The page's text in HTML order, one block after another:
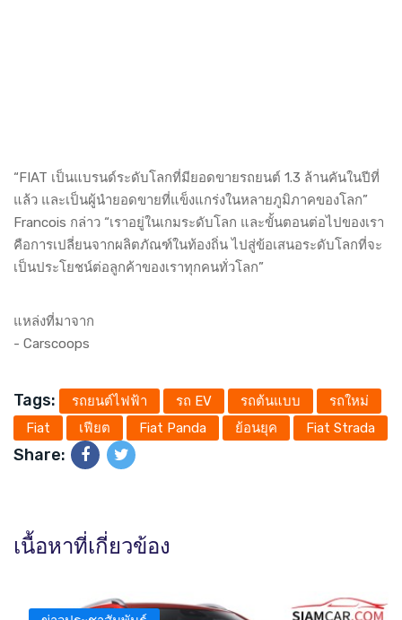
“FIAT เป็นแบรนด์ระดับโลกที่มียอดขายรถยนต์ 1.3 ล้านคันในปีที่
แล้ว และเป็นผู้นำยอดขายที่แข็งแกร่งในหลายภูมิภาคของโลก”
Francois กล่าว “เราอยู่ในเกมระดับโลก และขั้นตอนต่อไปของเรา
คือการเปลี่ยนจากผลิตภัณฑ์ในท้องถิ่น ไปสู่ข้อเสนอระดับโลกที่จะ
เป็นประโยชน์ต่อลูกค้าของเราทุกคนทั่วโลก”
แหล่งที่มาจาก
- Carscoops
Tags: รถยนต์ไฟฟ้า รถ EV รถต้นแบบ
รถใหม่
Fiat
เฟียต Fiat Panda ย้อนยุค Fiat Strada
Share:
เนื้อหาที่เกี่ยวข้อง